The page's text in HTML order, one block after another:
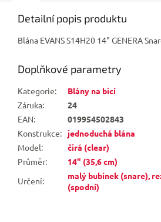
Detailní popis produktu
Blána EVANS S14H20 14" GENERA
Doplňkové parametry
Kategorie:
Blány na bicí
Záruka:
24
EAN:
019954502843
Konstrukce:
jednoduchá blána
Model:
čirá (clear)
Průměr:
14" (35,6 cm)
Určení:
malý bubínek (snare),
(spodní)